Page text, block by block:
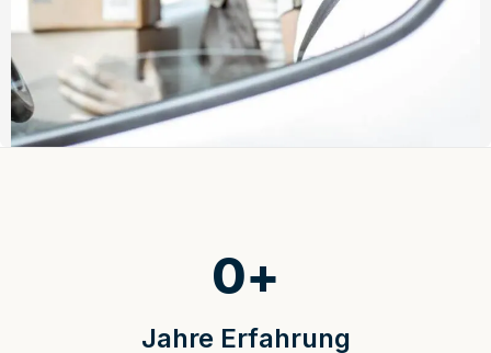
Jahre Erfahrung
0+